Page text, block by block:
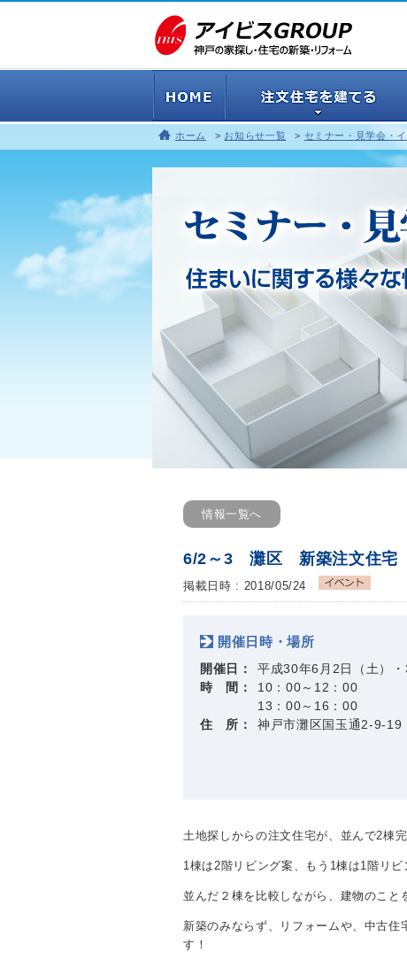
ホーム お知らせ一覧 セミナー・見学会・
情報一覧へ
6/2～3 灘区 新築注文住宅
掲載日時 : 2018/05/24
開催日時・場所
開催日：
平成30年6月2日（土）・
時 間：
10：00～12：00
13：00～16：00
住 所：
神戸市灘区国玉通2-9-19
土地探しからの注文住宅が、並んで2棟完
1棟は2階リビング案、もう1棟は1階リ
並んだ２棟を比較しながら、建物のこと
新築のみならず、リフォームや、中古
す！